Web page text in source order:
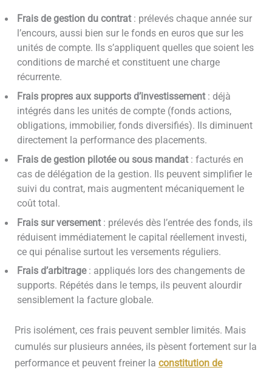
Frais de gestion du contrat: prélevés chaque année sur
l’encours, aussi bien sur le fonds en euros que sur les
unités de compte. Ils s’appliquent quelles que soient les
conditions de marché et constituent une charge
récurrente.
Frais propres aux supports d’investissement: déjà
intégrés dans les unités de compte (fonds actions,
obligations, immobilier, fonds diversifiés). Ils diminuent
directement la performance des placements.
Frais de gestion pilotée ou sous mandat: facturés en
cas de délégation de la gestion. Ils peuvent simplifier le
suivi du contrat, mais augmentent mécaniquement le
coût total.
Frais sur versement: prélevés dès l’entrée des fonds, ils
réduisent immédiatement le capital réellement investi,
ce qui pénalise surtout les versements réguliers.
Frais d’arbitrage: appliqués lors des changements de
supports. Répétés dans le temps, ils peuvent alourdir
sensiblement la facture globale.
Pris isolément, ces frais peuvent sembler limités. Mais
cumulés sur plusieurs années, ils pèsent fortement sur la
performance et peuvent freiner la constitution de